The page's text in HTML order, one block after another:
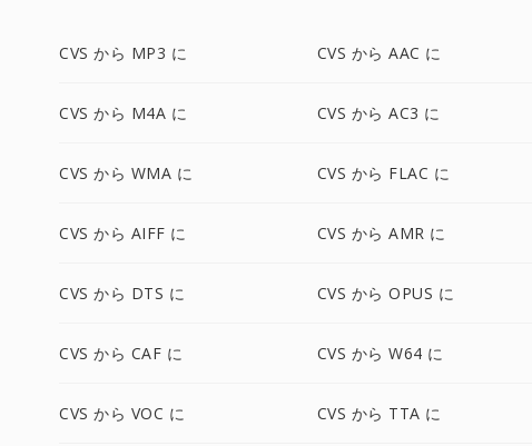
CVS から MP3 に CVS から AAC に
CVS から M4A に CVS から AC3 に
CVS から WMA に CVS から FLAC に
CVS から AIFF に CVS から AMR に
CVS から DTS に CVS から OPUS に
CVS から CAF に CVS から W64 に
CVS から VOC に CVS から TTA に